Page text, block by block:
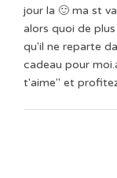
jour la 🙂 ma st
alors quoi de
qu'il ne reparte
cadeau pour
t'aime" et